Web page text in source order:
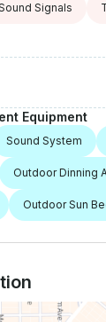
Signals
Equipment
Sound System
Outdoor Dinning
Outdoor Sun